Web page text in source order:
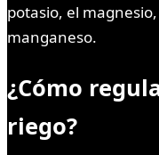
potasio, el
manganeso.
¿Cómo
riego?